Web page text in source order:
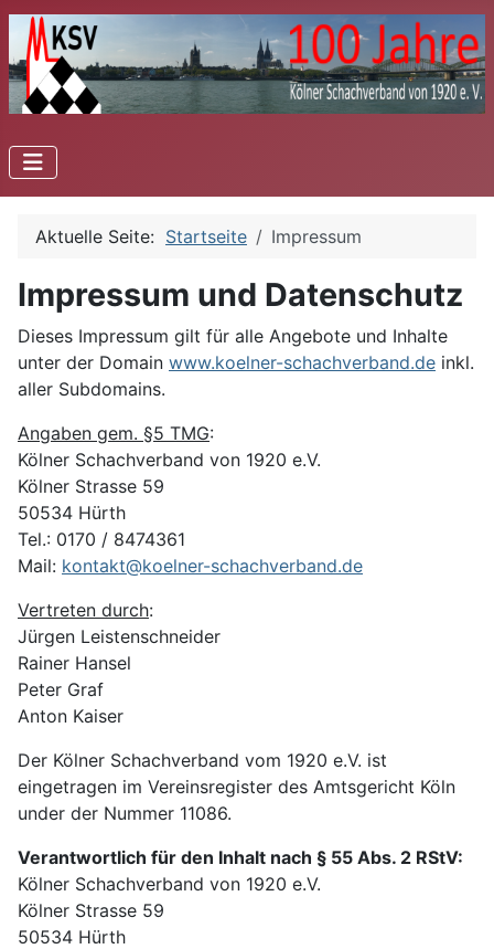
Aktuelle Seite: Startseite Impressum
Impressum und Datenschutz
Dieses Impressum gilt für alle Angebote und Inhalte
unter der Domain www.koelner-schachverband.de inkl.
aller Subdomains.
Angaben gem. §5 TMG:
Kölner Schachverband von 1920 e.V.
Kölner Strasse 59
50534 Hürth
Tel.: 0170 / 8474361
Mail: kontakt@koelner-schachverband.de
Vertreten durch:
Jürgen Leistenschneider
Rainer Hansel
Peter Graf
Anton Kaiser
Der Kölner Schachverband vom 1920 e.V. ist
eingetragen im Vereinsregister des Amtsgericht Köln
under der Nummer 11086.
Verantwortlich für den Inhalt nach § 55 Abs. 2 RStV:
Kölner Schachverband von 1920 e.V.
Kölner Strasse 59
50534 Hürth